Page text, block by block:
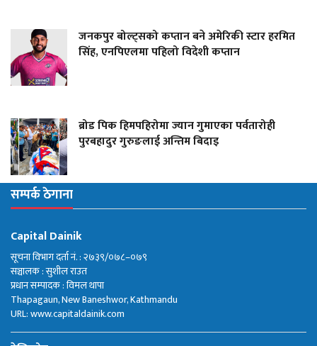
जनकपुर बोल्ट्सको कप्तान बने अमेरिकी स्टार हरमित
सिंह, एनपिएलमा पहिलो विदेशी कप्तान
ब्रोड पिक हिमपहिरोमा ज्यान गुमाएका पर्वतारोही
पुरबहादुर गुरुङलाई अन्तिम बिदाइ
सम्पर्क ठेगाना
Capital Dainik
सूचना विभाग दर्ता नं. : २७३९/०७८–०७९
सञ्चालक : सुशील राउत
प्रधान सम्पादक : विमल थापा
Thapagaun, New Baneshwor, Kathmandu
URL: www.capitaldainik.com